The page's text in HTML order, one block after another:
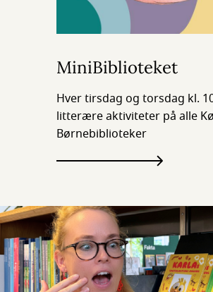
MiniBiblioteket
Hver tirsdag og torsdag kl.
litterære aktiviteter på alle
Børnebiblioteker